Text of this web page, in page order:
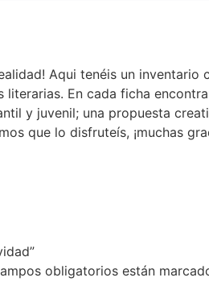
Aqui tenéis un
En cada ficha
y juvenil; una propuesta
que lo disfruteís, ¡muchas
obligatorios están